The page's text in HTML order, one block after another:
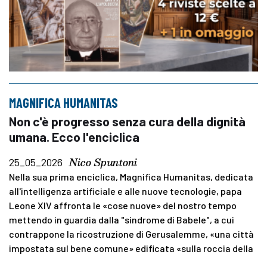
MAGNIFICA HUMANITAS
Non c'è progresso senza cura della dignità
umana. Ecco l'enciclica
25_05_2026 Nico Spuntoni
Nella sua prima enciclica, Magnifica Humanitas, dedicata
all'intelligenza artificiale e alle nuove tecnologie, papa
Leone XIV affronta le «cose nuove» del nostro tempo
mettendo in guardia dalla "sindrome di Babele", a cui
contrappone la ricostruzione di Gerusalemme, «una città
impostata sul bene comune» edificata «sulla roccia della